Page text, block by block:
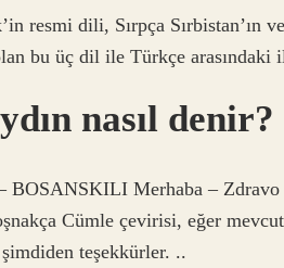
resmi dili, Sırpça Sırbistan’ın
bu üç dil ile Türkçe arasındaki
nasıl denir?
BOSANSKILI Merhaba –
Cümle çevirisi, eğer
teşekkürler. ..